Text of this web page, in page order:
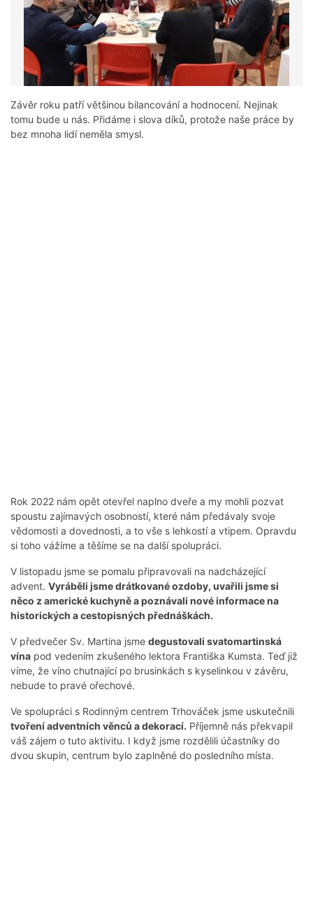
Závěr roku patří většinou bilancování a hodnocení. Nejinak
tomu bude u nás. Přidáme i slova díků, protože naše práce by
bez mnoha lidí neměla smysl.
Rok 2022 nám opět otevřel naplno dveře a my mohli pozvat
spoustu zajímavých osobností, které nám předávaly svoje
vědomosti a dovednosti, a to vše s lehkostí a vtipem. Opravdu
si toho vážíme a těšíme se na další spolupráci.
V listopadu jsme se pomalu připravovali na nadcházející
advent. Vyráběli jsme drátkované ozdoby, uvařili jsme si
něco z americké kuchyně a poznávali nové informace na
historických a cestopisných přednáškách.
V předvečer Sv. Martina jsme degustovali svatomartinská
vína pod vedením zkušeného lektora Františka Kumsta. Teď již
víme, že víno chutnající po brusinkách s kyselinkou v závěru,
nebude to pravé ořechové.
Ve spolupráci s Rodinným centrem Trhováček jsme uskutečnili
tvoření adventních věnců a dekorací. Příjemně nás překvapil
váš zájem o tuto aktivitu. I když jsme rozdělili účastníky do
dvou skupin, centrum bylo zaplněné do posledního místa.